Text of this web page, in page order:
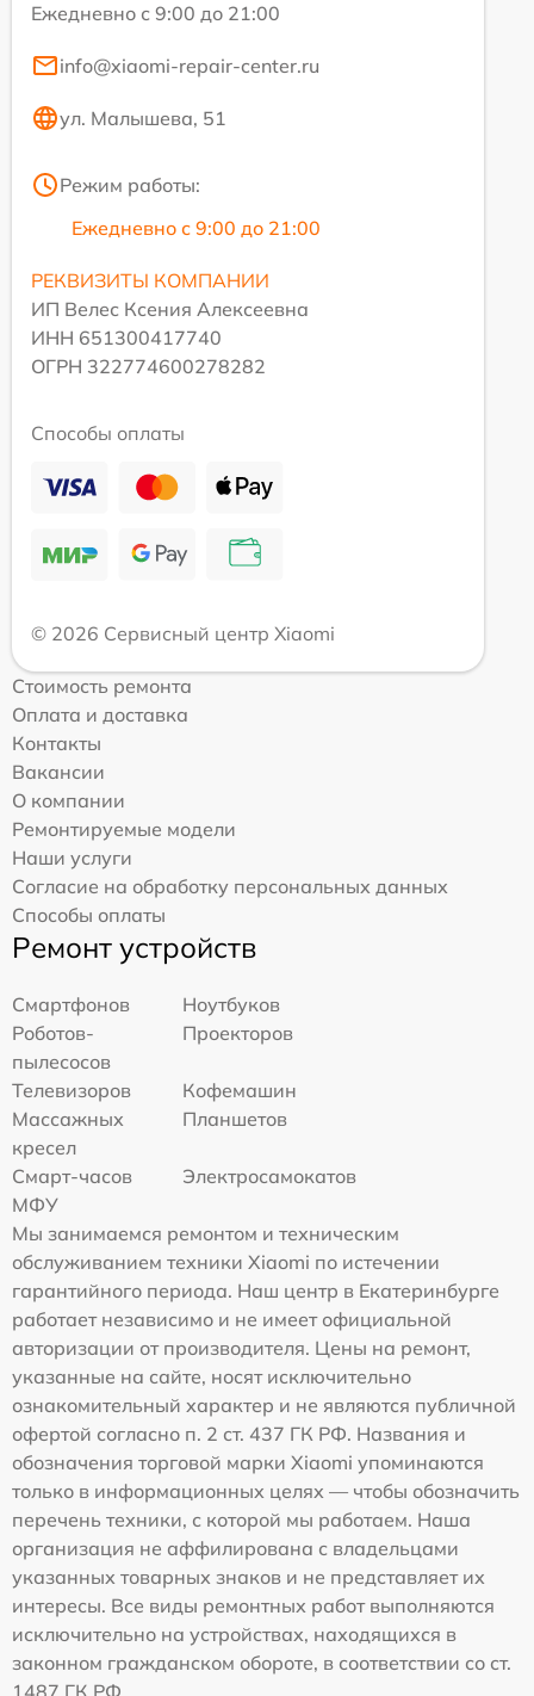
Ежедневно с 9:00 до 21:00
info@xiaomi-repair-center.ru
ул. Малышева, 51
Режим работы:
Ежедневно с 9:00 до 21:00
РЕКВИЗИТЫ КОМПАНИИ
ИП Велес Ксения Алексеевна
ИНН 651300417740
ОГРН 322774600278282
Способы оплаты
© 2026 Сервисный центр Xiaomi
Стоимость ремонта
Оплата и доставка
Контакты
Вакансии
О компании
Ремонтируемые модели
Наши услуги
Согласие на обработку персональных данных
Способы оплаты
Ремонт устройств
Смартфонов
Ноутбуков
Роботов-
пылесосов
Проекторов
Телевизоров
Кофемашин
Массажных
кресел
Планшетов
Смарт-часов
Электросамокатов
МФУ
Мы занимаемся ремонтом и техническим
обслуживанием техники Xiaomi по истечении
гарантийного периода. Наш центр в Екатеринбурге
работает независимо и не имеет официальной
авторизации от производителя. Цены на ремонт,
указанные на сайте, носят исключительно
ознакомительный характер и не являются публичной
офертой согласно п. 2 ст. 437 ГК РФ. Названия и
обозначения торговой марки Xiaomi упоминаются
только в информационных целях — чтобы обозначить
перечень техники, с которой мы работаем. Наша
организация не аффилирована с владельцами
указанных товарных знаков и не представляет их
интересы. Все виды ремонтных работ выполняются
исключительно на устройствах, находящихся в
законном гражданском обороте, в соответствии со ст.